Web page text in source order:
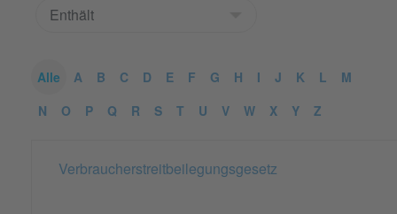
Alle A B C D E F G H I J K L
M
N
O P Q R S T U V W X Y Z
Verbraucherstreitbeilegungsgesetz